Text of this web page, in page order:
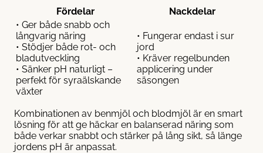
Fördelar
Nackdelar
• Ger både snabb och
långvarig näring
• Stödjer både rot- och
bladutveckling
• Sänker pH naturligt –
perfekt för syraälskande
växter
• Fungerar endast i sur
jord
• Kräver regelbunden
applicering under
säsongen
Kombinationen av benmjöl och blodmjöl är en smart
lösning för att ge häckar en balanserad näring som
både verkar snabbt och stärker på lång sikt, så länge
jordens pH är anpassat.